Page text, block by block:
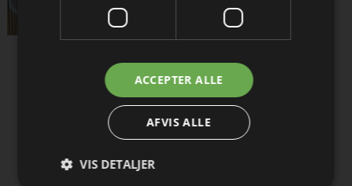
Jeg modtager allerede
nyhedsbrevet
Løsninger du kan bruge!
Wallmann
Kvalitetsgulve og No Noise underlag
Boracol
ACCEPTER ALLE
AFVIS ALLE
VIS DETALJER